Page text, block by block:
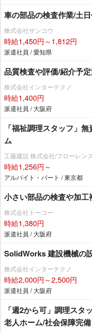
車の部品の検査作業/土
株式会社サンコウ
時給1,450円～1,812円
派遣社員 / 愛知県
品質検査や評価/紹介予
株式会社インターテクノ
時給1,400円
派遣社員 / 大阪府
「福祉調理スタッフ」
ム
工藤建設 株式会社/フローレン
時給1,256円～
アルバイト・パート / 東京都
小さい部品の検査や加
株式会社トーコー
時給1,380円
派遣社員 / 大阪府
SolidWorks 建設機械の
株式会社インターテクノ
時給2,000円～2,500円
派遣社員 / 大阪府
「週2から可」調理スタ
老人ホーム/社会保障完備